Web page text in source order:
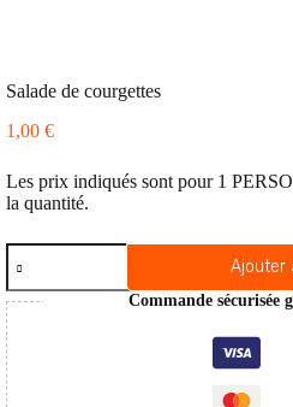
Salade de courgettes
1,00 €
Les prix indiqués sont pour 1
la quantité.
quantité
de
Salade
de
courgettes
Ajouter
Commande sécurisée